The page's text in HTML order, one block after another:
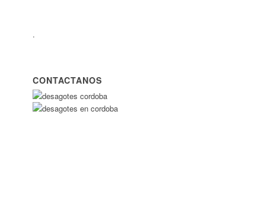
.
CONTACTANOS